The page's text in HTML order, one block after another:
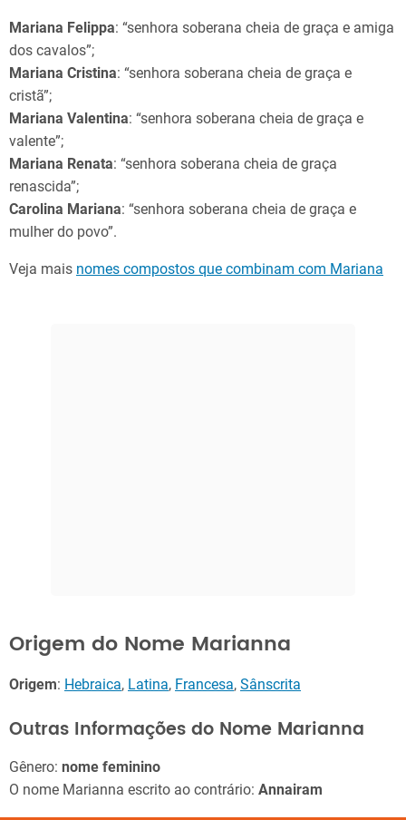
Mariana Felippa: “senhora soberana cheia de graça e amiga
dos cavalos”;
Mariana Cristina: “senhora soberana cheia de graça e
cristã”;
Mariana Valentina: “senhora soberana cheia de graça e
valente”;
Mariana Renata: “senhora soberana cheia de graça
renascida”;
Carolina Mariana: “senhora soberana cheia de graça e
mulher do povo”.
Veja mais nomes compostos que combinam com Mariana
Origem do Nome Marianna
Origem: Hebraica, Latina, Francesa, Sânscrita
Outras Informações do Nome Marianna
Gênero: nome feminino
O nome Marianna escrito ao contrário: Annairam